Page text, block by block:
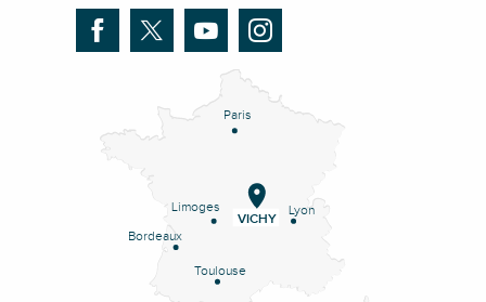
Paris
Lyon
Limoges
Bordeaux
Toulouse
VICHY